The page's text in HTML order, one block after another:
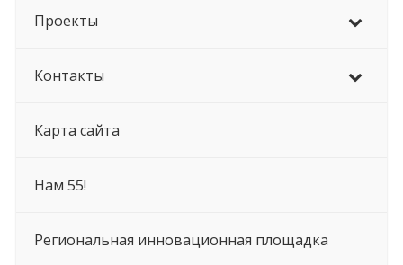
Проекты
Контакты
Карта сайта
Нам 55!
Региональная инновационная площадка